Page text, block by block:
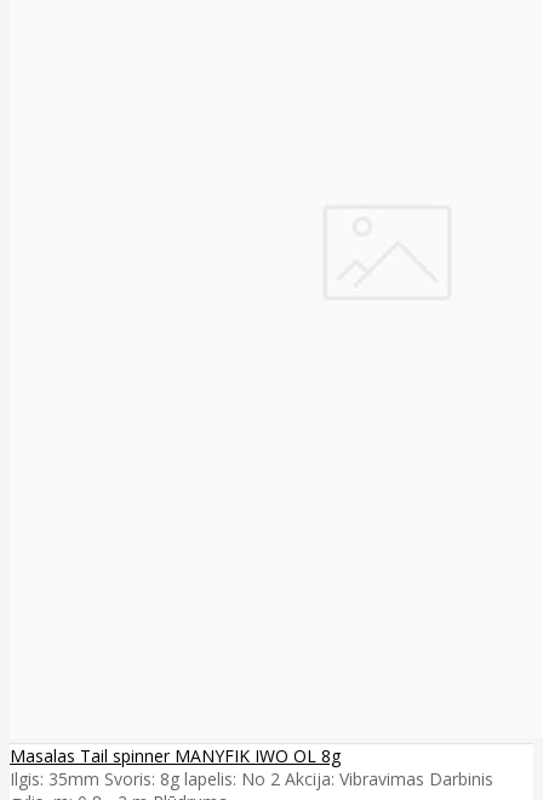
Masalas Tail spinner MANYFIK IWO OL 8g
Ilgis: 35mm Svoris: 8g lapelis: No 2 Akcija: Vibravimas Darbinis